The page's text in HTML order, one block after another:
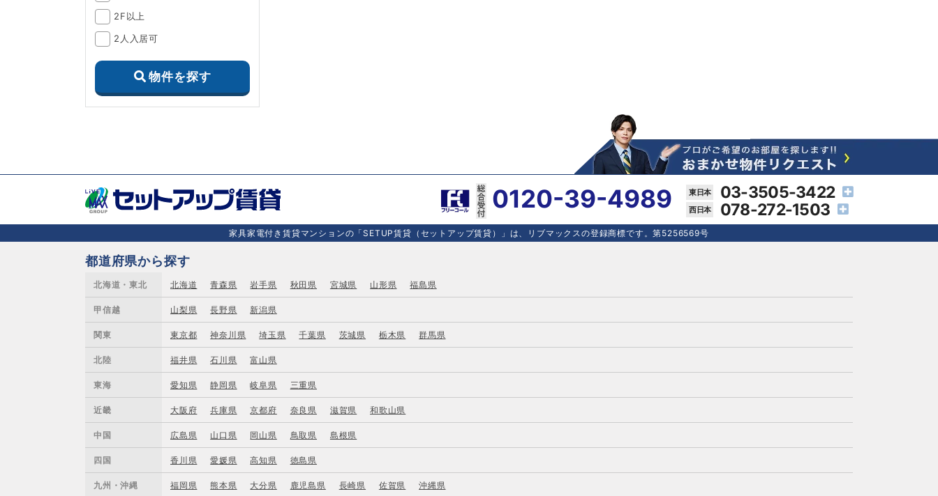
2F以上
2人入居可
物件を探す
0120-39-4989
03-3505-3422
078-272-1503
家具家電付き賃貸マンションの「SETUP賃貸（セットアップ賃貸）」は、リブマックスの登録商標です。第5256569号
都道府県から探す
北海道・東北 北海道 青森県 岩手県 秋田県 宮城県 山形県 福島県
甲信越 山梨県 長野県 新潟県
関東 東京都 神奈川県 埼玉県 千葉県 茨城県 栃木県 群馬県
北陸 福井県 石川県 富山県
東海 愛知県 静岡県 岐阜県 三重県
近畿 大阪府 兵庫県 京都府 奈良県 滋賀県 和歌山県
中国 広島県 山口県 岡山県 鳥取県 島根県
四国 香川県 愛媛県 高知県 徳島県
九州・沖縄 福岡県 熊本県 大分県 鹿児島県 長崎県 佐賀県 沖縄県